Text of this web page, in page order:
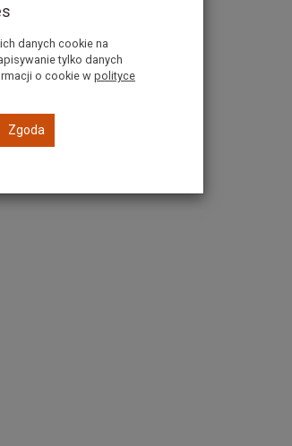
danych cookie na
tylko danych
o cookie wpolityce
Zgoda